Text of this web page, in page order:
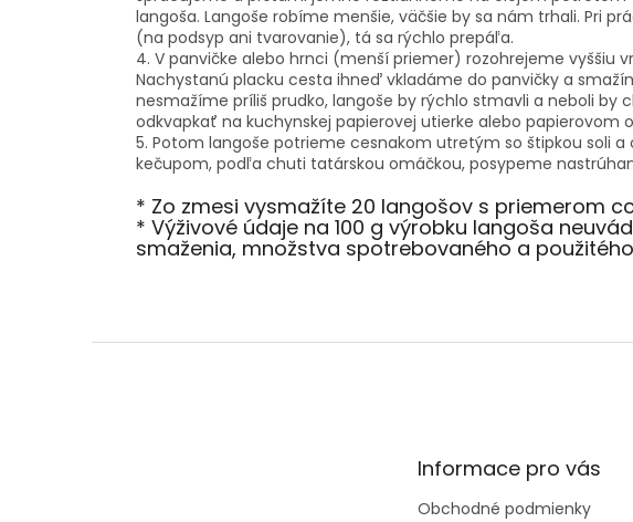
langoša. Langoše robíme menšie, väčšie by sa nám trhali. Pri
(na podsyp ani tvarovanie), tá sa rýchlo prepáľa.
4. V panvičke alebo hrnci (menší priemer) rozohrejeme vyššiu
Nachystanú placku cesta ihneď vkladáme do panvičky a
nesmažíme príliš prudko, langoše by rýchlo stmavli a neboli by
odkvapkať na kuchynskej papierovej utierke alebo papierovom
5. Potom langoše potrieme cesnakom utretým so štipkou soli
kečupom, podľa chuti tatárskou omáčkou, posypeme
* Zo zmesi vysmažíte 20 langošov s priemerom
* Výživové údaje na 100 g výrobku langoša
smaženia, množstva spotrebovaného a
Informace pro vás
Obchodné podmienky